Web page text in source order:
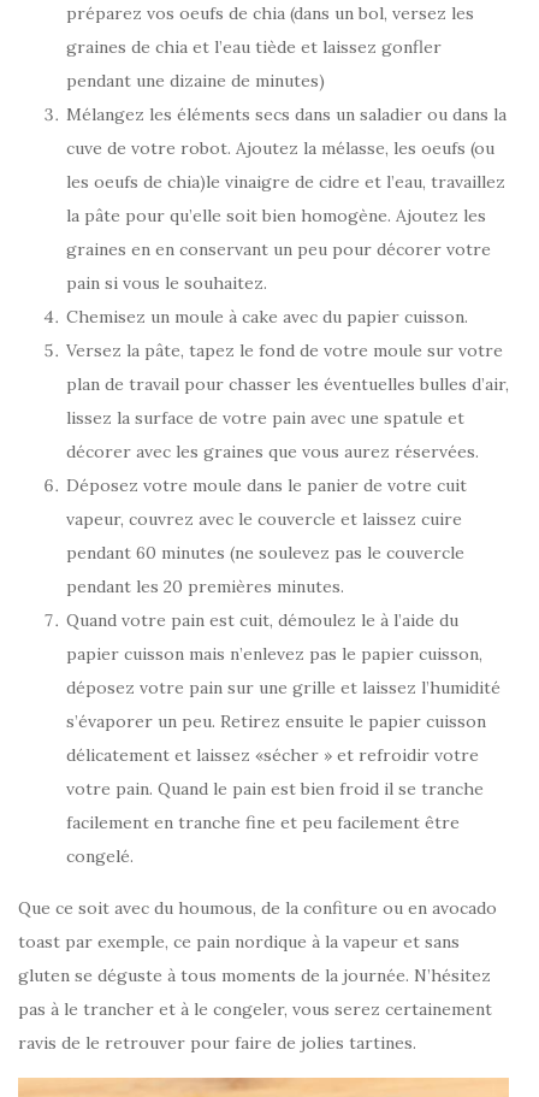
préparez vos oeufs de chia (dans un bol, versez les
graines de chia et l’eau tiède et laissez gonfler
pendant une dizaine de minutes)
Mélangez les éléments secs dans un saladier ou dans la
cuve de votre robot. Ajoutez la mélasse, les oeufs (ou
les oeufs de chia)le vinaigre de cidre et l’eau, travaillez
la pâte pour qu’elle soit bien homogène. Ajoutez les
graines en en conservant un peu pour décorer votre
pain si vous le souhaitez.
Chemisez un moule à cake avec du papier cuisson.
Versez la pâte, tapez le fond de votre moule sur votre
plan de travail pour chasser les éventuelles bulles d’air,
lissez la surface de votre pain avec une spatule et
décorer avec les graines que vous aurez réservées.
Déposez votre moule dans le panier de votre cuit
vapeur, couvrez avec le couvercle et laissez cuire
pendant 60 minutes (ne soulevez pas le couvercle
pendant les 20 premières minutes.
Quand votre pain est cuit, démoulez le à l’aide du
papier cuisson mais n’enlevez pas le papier cuisson,
déposez votre pain sur une grille et laissez l’humidité
s’évaporer un peu. Retirez ensuite le papier cuisson
délicatement et laissez «sécher » et refroidir votre
votre pain. Quand le pain est bien froid il se tranche
facilement en tranche fine et peu facilement être
congelé.
Que ce soit avec du houmous, de la confiture ou en avocado
toast par exemple, ce pain nordique à la vapeur et sans
gluten se déguste à tous moments de la journée. N’hésitez
pas à le trancher et à le congeler, vous serez certainement
ravis de le retrouver pour faire de jolies tartines.